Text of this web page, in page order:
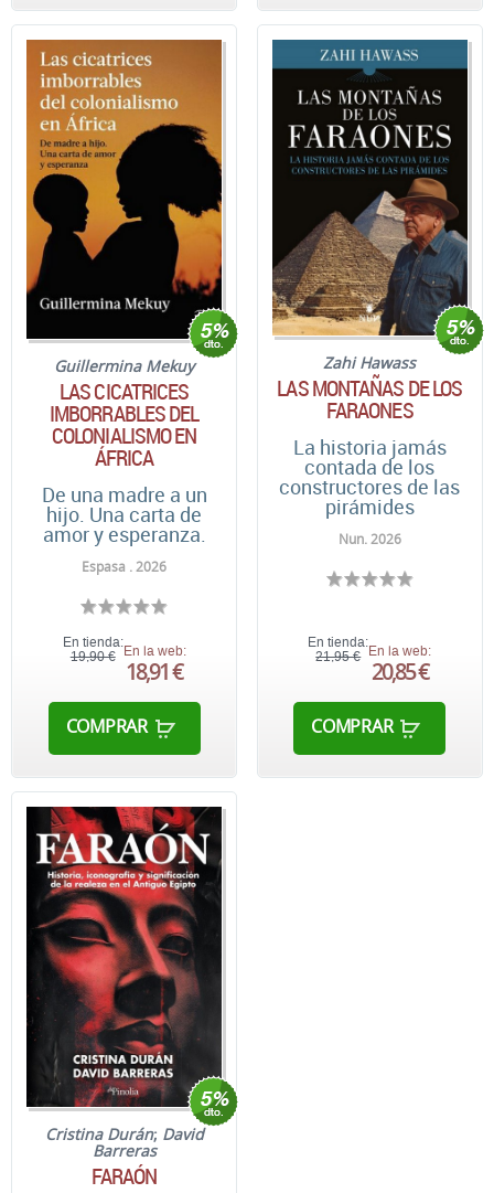
Guillermina Mekuy
LAS CICATRICES
IMBORRABLES DEL
COLONIALISMO EN
ÁFRICA
De una madre a un
hijo. Una carta de
amor y esperanza.
Espasa . 2026
En tienda:
19,90 € En la web:
18,91 €
COMPRAR
Zahi Hawass
LAS MONTAÑAS DE LOS
FARAONES
La historia jamás
contada de los
constructores de las
pirámides
Nun. 2026
En tienda:
21,95 € En la web:
20,85 €
COMPRAR
Cristina Durán; David
Barreras
FARAÓN